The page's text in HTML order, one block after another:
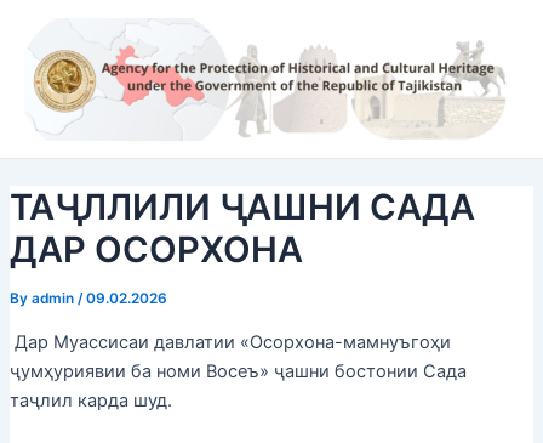
content
ТАҶЛЛИЛИ ҶАШНИ САДА
ДАР ОСОРХОНА
By admin /09.02.2026
Дар Муассисаи давлатии «Осорхона-мамнуъгоҳи
ҷумҳуриявии ба номи Восеъ» ҷашни бостонии Сада
таҷлил карда шуд.